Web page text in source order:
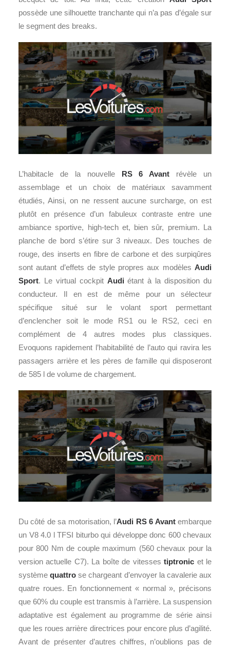
possède une silhouette tranchante qui n’a pas d’égale sur
le segment des breaks.
L’habitacle de la nouvelle RS 6 Avant révèle un
assemblage et un choix de matériaux savamment
étudiés, Ainsi, on ne ressent aucune surcharge, on est
plutôt en présence d’un fabuleux contraste entre une
ambiance sportive, high-tech et, bien sûr, premium. La
planche de bord s’étire sur 3 niveaux. Des touches de
rouge, des inserts en fibre de carbone et des surpiqûres
sont autant d’effets de style propres aux modèles Audi
Sport. Le virtual cockpit Audi étant à la disposition du
conducteur. Il en est de même pour un sélecteur
spécifique situé sur le volant sport permettant
d’enclencher soit le mode RS1 ou le RS2, ceci en
complément de 4 autres modes plus classiques.
Evoquons rapidement l’habitabilité de l’auto qui ravira les
passagers arrière et les pères de famille qui disposeront
de 585 l de volume de chargement.
Du côté de sa motorisation, l’Audi RS 6 Avantembarque
un V8 4.0 l TFSI biturbo qui développe donc 600 chevaux
pour 800 Nm de couple maximum (560 chevaux pour la
version actuelle C7). La boîte de vitessestiptronic et le
systèmequattro se chargeant d’envoyer la cavalerie aux
quatre roues. En fonctionnement « normal », précisons
que 60% du couple est transmis à l’arrière. La suspension
adaptative est également au programme de série ainsi
que les roues arrière directrices pour encore plus d’agilité.
Avant de présenter d’autres chiffres, n’oublions pas de